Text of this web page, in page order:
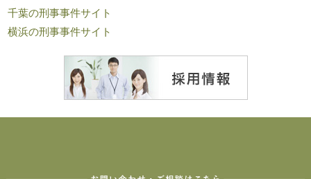
千葉の刑事事件サイト
横浜の刑事事件サイト